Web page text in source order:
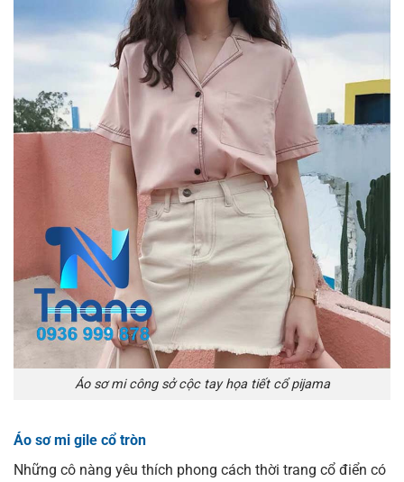
Áo sơ mi công sở cộc tay họa tiết cổ pijama
Áo sơ mi gile cổ tròn
Những cô nàng yêu thích phong cách thời trang cổ điển có